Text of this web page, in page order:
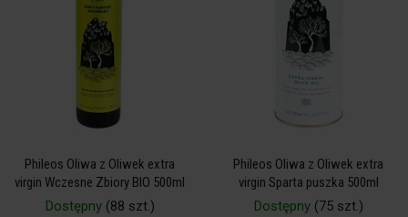
Phileos Oliwa z Oliwek extra
virgin Wczesne Zbiory BIO 500ml
Dostępny(88 szt.)
Phileos Oliwa z Oliwek extra
virgin Sparta puszka 500ml
Dostępny(75 szt.)